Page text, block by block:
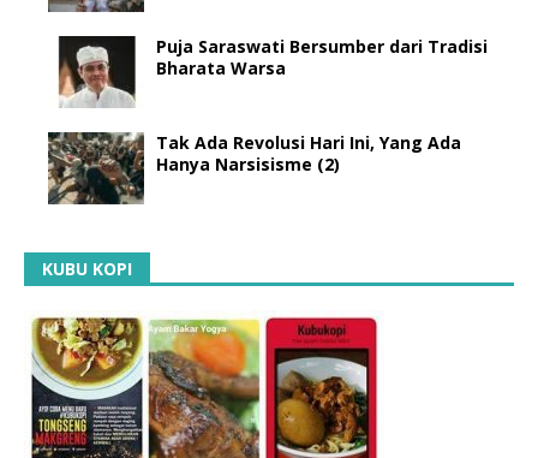
Puja Saraswati Bersumber dari Tradisi
Bharata Warsa
Tak Ada Revolusi Hari Ini, Yang Ada
Hanya Narsisisme (2)
KUBU KOPI